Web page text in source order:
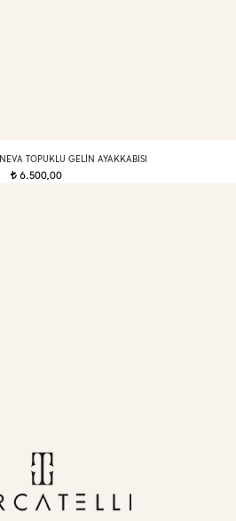
TOPUKLU GELIN AYAKKABISI
t 6.500,00